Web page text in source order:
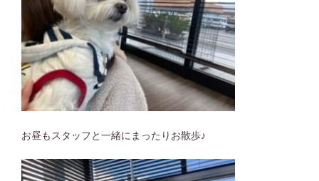
お昼もスタッフと一緒にまったりお散歩♪